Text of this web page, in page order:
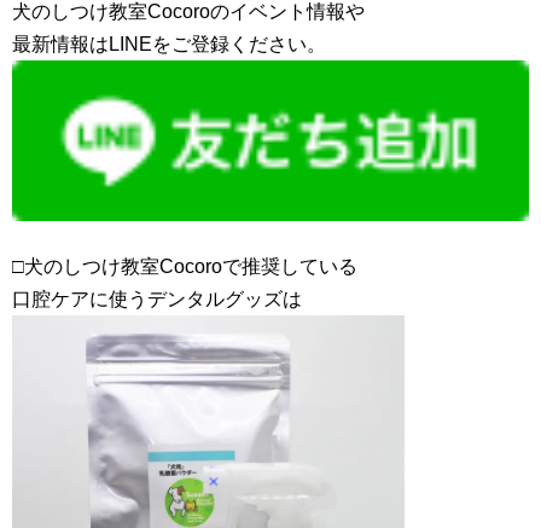
犬のしつけ教室Cocoroのイベント情報や
最新情報はLINEをご登録ください。
□犬のしつけ教室Cocoroで推奨している
口腔ケアに使うデンタルグッズは